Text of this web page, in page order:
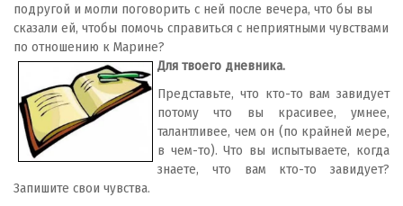
подругой и могли поговорить с ней после вечера, что бы вы
сказали ей, чтобы помочь справиться с неприятными чувствами
по отношению к Марине?
Для твоего дневника.
Представьте, что кто-то вам завидует
потому что вы красивее, умнее,
талантливее, чем он (по крайней мере,
в чем-то). Что вы испытываете, когда
знаете, что вам кто-то завидует?
Запишите свои чувства.